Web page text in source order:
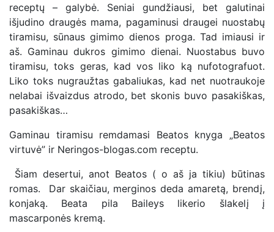
receptų – galybė. Seniai gundžiausi, bet galutinai
išjudino draugės mama, pagaminusi draugei nuostabų
tiramisu, sūnaus gimimo dienos proga. Tad imiausi ir
aš. Gaminau dukros gimimo dienai. Nuostabus buvo
tiramisu, toks geras, kad vos liko ką nufotografuot.
Liko toks nugraužtas gabaliukas, kad net nuotraukoje
nelabai išvaizdus atrodo, bet skonis buvo pasakiškas,
pasakiškas…
Gaminau tiramisu remdamasi Beatos knyga „Beatos
virtuvė” ir Neringos-blogas.com receptu.
Šiam desertui, anot Beatos ( o aš ja tikiu) būtinas
romas. Dar skaičiau, merginos deda amaretą, brendį,
konjaką. Beata pila Baileys likerio šlakelį į
mascarponės kremą.